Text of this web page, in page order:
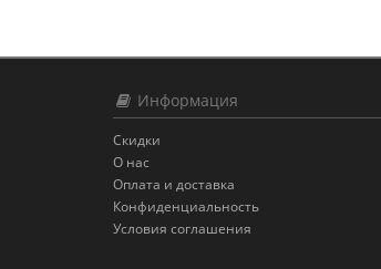
Информация
Скидки
О нас
Оплата и доставка
Конфиденциальность
Условия соглашения